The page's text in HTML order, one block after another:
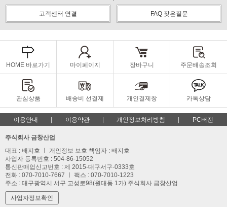
고객센터 연결 FAQ 잦은질문
HOME 바로가기 마이페이지 장바구니 주문배송조회
관심상품 배송비 선결제 개인결제창 카톡상담
이용안내 이용약관 개인정보처리방침 PC버전
주식회사 금창산업
대표 : 배지호 ㅣ 개인정보 보호 책임자 : 배지호
사업자 등록번호 : 504-86-15052
통신판매업신고번호 : 제 2015-대구서구-0333호
전화 : 070-7010-7667 ㅣ 팩스 : 070-7010-1223
주소 : 대구광역시 서구 고성로98(원대동 1가) 주식회사 금창산업
사업자정보확인